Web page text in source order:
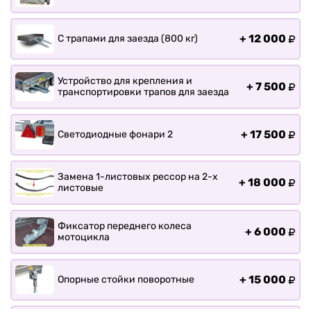
С трапами для заезда (800 кг) + 12 000
Устройство для крепления и
транспортировки трапов для заезда
+ 7 500
Светодиодные фонари 2 + 17 500
Замена 1-листовых рессор на 2-х
листовые
+ 18 000
Фиксатор переднего колеса
мотоцикла
+ 6 000
Опорные стойки поворотные + 15 000